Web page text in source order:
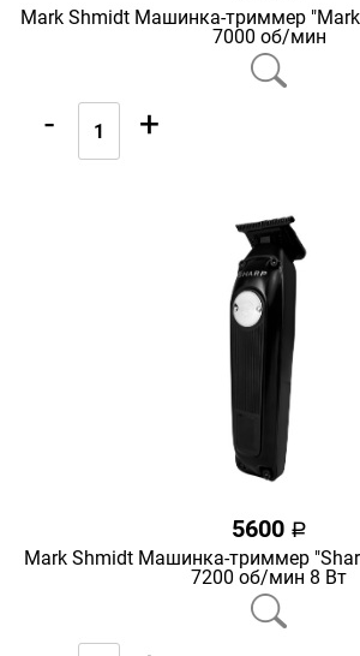
Mark Shmidt Машинка-триммер
7000 об/мин
- +
5600 a
Mark Shmidt Машинка-триммер
7200 об/мин 8 Вт